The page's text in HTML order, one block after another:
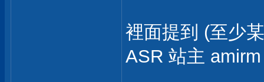
裡面提到 (至少
ASR 站主